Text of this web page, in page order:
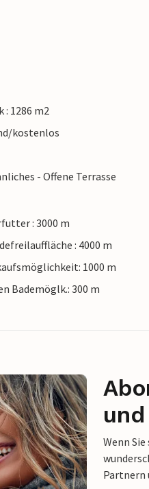
1286 m2
kostenlos
- Offene Terrasse
: 3000 m
: 4000 m
1000 m
Bademöglk.: 300 m
Wenn
Partnern